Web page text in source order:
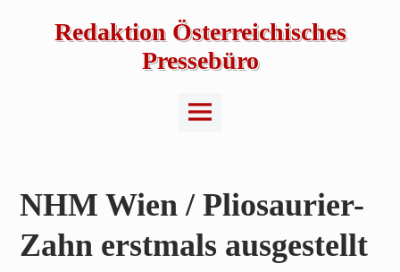
Redaktion Österreichisches
Pressebüro
Main
Menu
NHM Wien / Pliosaurier-
Zahn erstmals ausgestellt